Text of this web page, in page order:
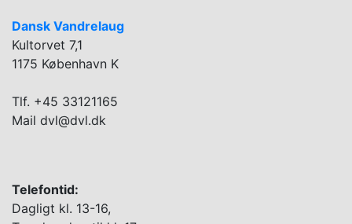
Dansk Vandrelaug
Kultorvet 7,1
1175 København K
Tlf. +45 33121165
Mail dvl@dvl.dk
Telefontid:
Dagligt kl. 13-16,